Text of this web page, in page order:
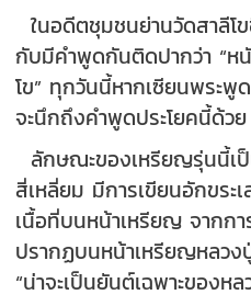
ในอดีตชุมชนย่านวัดสาลีโ
กับมีคำพูดกันติดปากว่า “หนั
โข” ทุกวันนี้หากเซียนพระ
จะนึกถึงคำพูดประโยคนี้ด้วย
ลักษณะของเหรียญรุ่นนี้เ
สี่เหลี่ยม มีการเขียนอักขระ
เนื้อที่บนหน้าเหรียญ จากก
ปรากฏบนหน้าเหรียญหลวง
“น่าจะเป็นยันต์เฉพาะของห